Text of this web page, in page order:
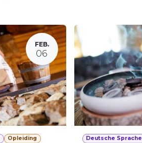
FEB.
06
Opleiding Deutsche Sprache